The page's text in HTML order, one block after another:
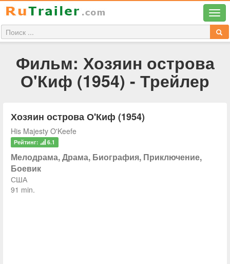
Фильм: Хозяин острова
О'Киф (1954) - Трейлер
Хозяин острова О'Киф (1954)
His Majesty O'Keefe
Рейтинг: 6.1
Мелодрама, Драма, Биография, Приключение,
Боевик
США
91 min.